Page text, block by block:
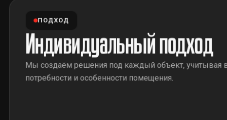
ПОДХОД
Индивидуальный подход
Мы создаём решения под каждый объект, учитывая
потребности и особенности помещения.